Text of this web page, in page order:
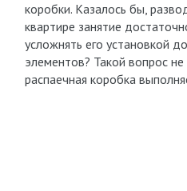
коробки. Казалось бы,
квартире занятие
усложнять его установкой
элементов? Такой вопрос не
распаечная коробка